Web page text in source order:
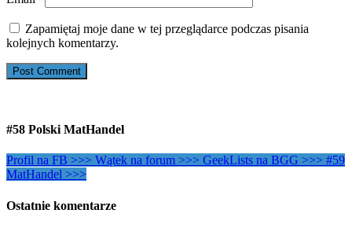
Zapamiętaj moje dane w tej przeglądarce podczas pisania
kolejnych komentarzy.
#58 Polski MatHandel
Profil na FB >>> Wątek na forum >>> GeekLists na BGG >>> #59
MatHandel >>>
Ostatnie komentarze